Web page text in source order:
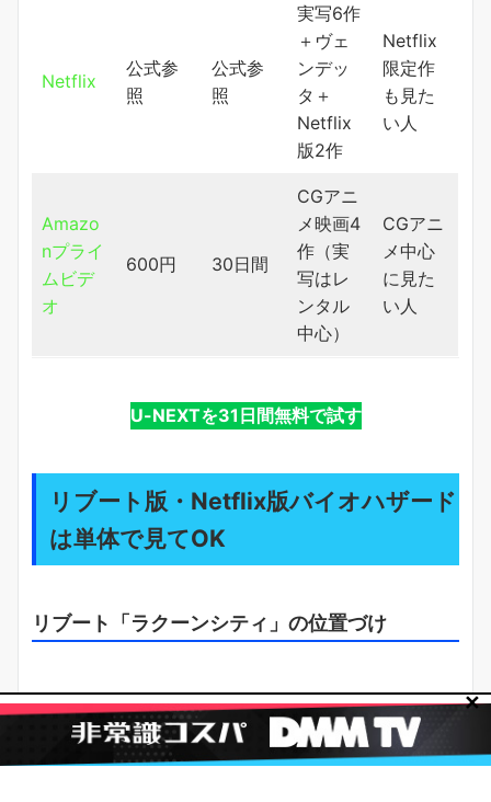
Netflix
公式参
照
公式参
照
実写6作
＋ヴェ
ンデッ
タ＋
Netflix
版2作
Netflix
限定作
も見た
い人
Amazo
nプライ
ムビデ
オ
600円 30日間
CGアニ
メ映画4
作（実
写はレ
ンタル
中心）
CGアニ
メ中心
に見た
い人
U-NEXTを31日間無料で試す
リブート版・Netflix版バイオハザード
は単体で見てOK
リブート「ラクーンシティ」の位置づけ
「バイオハザード：ウェルカム・トゥ・ラクーンシテ
ィ」はアリス主演の実写6作とは独立した作品で、ゲ
ーム1・2作目のストーリーを原作キャラクターの視点
✕